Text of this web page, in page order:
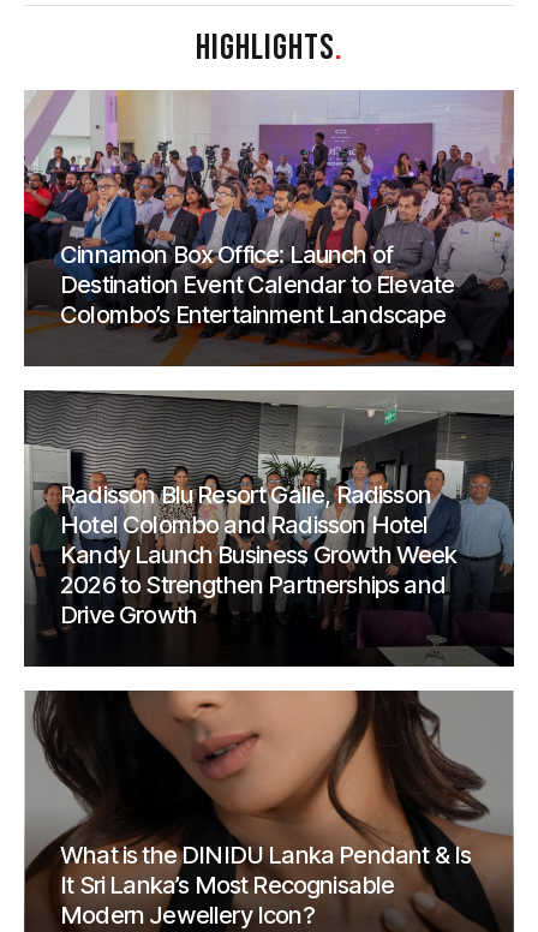
HIGHLIGHTS.
Cinnamon Box Office: Launch of
Destination Event Calendar to Elevate
Colombo’s Entertainment Landscape
Radisson Blu Resort Galle, Radisson
Hotel Colombo and Radisson Hotel
Kandy Launch Business Growth Week
2026 to Strengthen Partnerships and
Drive Growth
What is the DINIDU Lanka Pendant & Is
It Sri Lanka’s Most Recognisable
Modern Jewellery Icon?